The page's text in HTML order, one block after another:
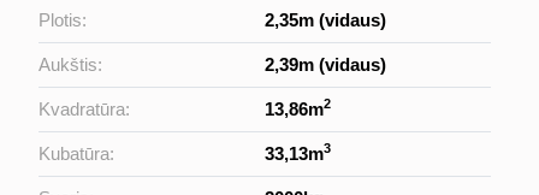
Plotis: 2,35m (vidaus)
Aukštis: 2,39m (vidaus)
Kvadratūra: 13,86m2
Kubatūra: 33,13m3